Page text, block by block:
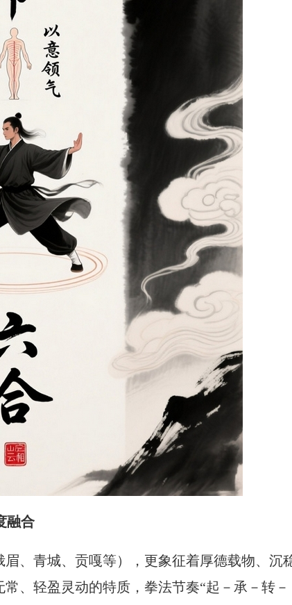
融合
、青城、贡嘎等），更象征着厚德载物、沉
、轻盈灵动的特质，拳法节奏“起－承－转－